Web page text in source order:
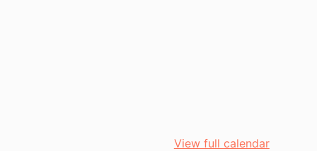
View full calendar